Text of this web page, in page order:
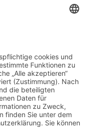
verbindet